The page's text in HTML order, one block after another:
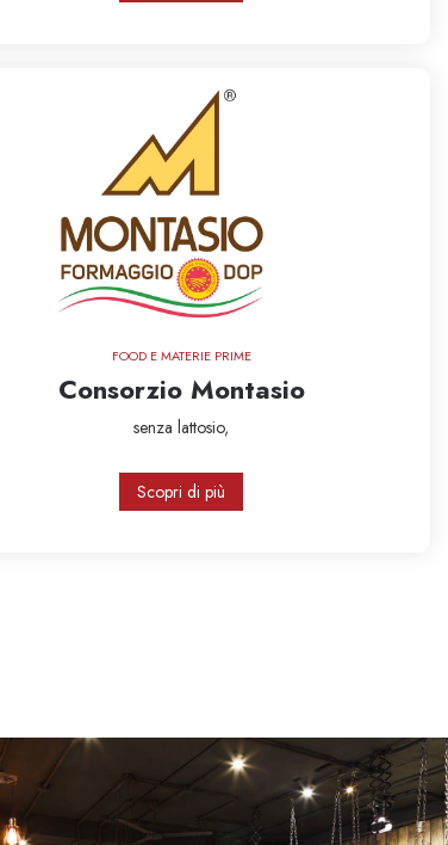
FOOD E MATERIE PRIME
Consorzio Montasio
senza lattosio,
Scopri di più